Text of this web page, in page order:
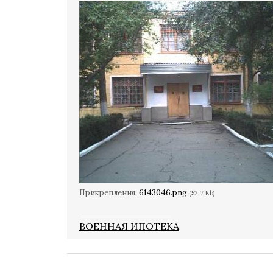
Прикрепления: 6143046.png (52.7 Kb)
ВОЕННАЯ ИПОТЕКА